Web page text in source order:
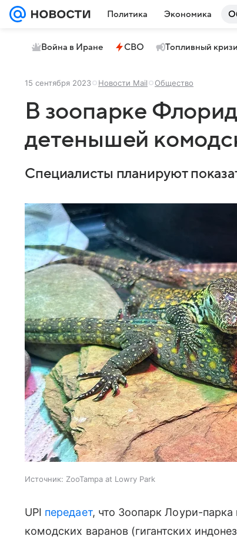
Политика Экономика
Война в Иране СВО Топливный
15 сентября 2023 Новости Mail Общество
В зоопарке
детенышей
Специалисты планируют
Источник: ZooTampa at Lowry Park
UPI передает, что Зоопарк Лоури-
комодских варанов (гигантских